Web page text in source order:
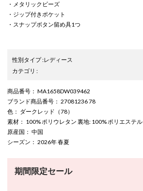
・メタリックビーズ
・ジップ付きポケット
・スナップボタン留め具1つ
性別タイプ:レディース
カテゴリ :
商品番号 ： MA1658DW039462
ブランド商品番号 ： 27081236 78
色 ： ダークレッド（78）
素材 ： 100% ポリウレタン 裏地: 100% ポリエステル
原産国 ： 中国
シーズン ： 2026年 春夏
期間限定セール